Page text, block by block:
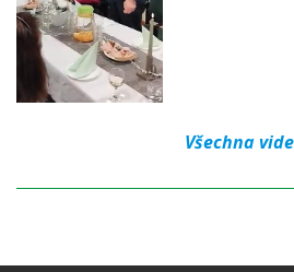
Všechna